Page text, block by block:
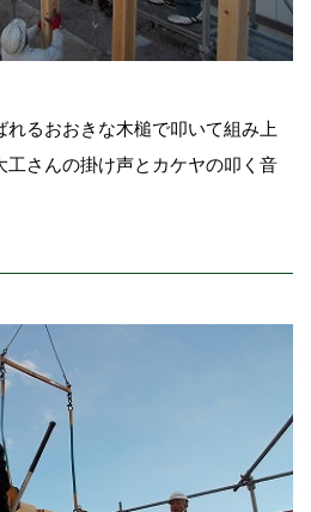
るおおきな木槌で叩いて組み上
工さんの掛け声とカケヤの叩く音